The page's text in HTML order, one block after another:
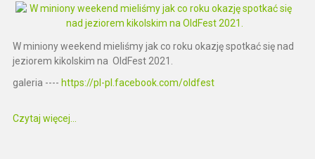
W miniony weekend mieliśmy jak co roku okazję spotkać się nad
jeziorem kikolskim na OldFest 2021.
galeria ---- https://pl-pl.facebook.com/oldfest
Czytaj więcej...